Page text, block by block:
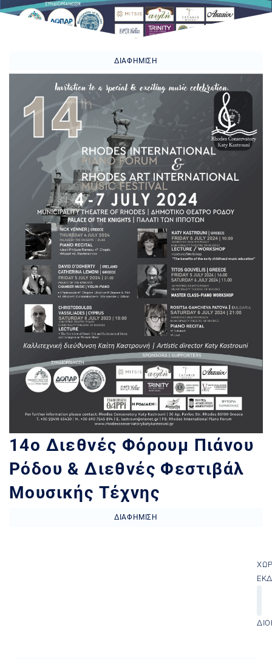
ΔΙΑΦΉΜΙΣΗ
14o Διεθνές Φόρουμ Πιάνου
Ρόδου & Διεθνές Φεστιβάλ
Μουσικής Τέχνης
ΔΙΑΦΉΜΙΣΗ